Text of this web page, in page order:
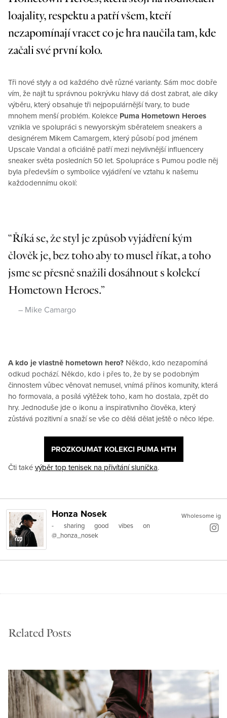
loajality, respektu a patří všem, kteří
nezapomínají vracet co je hra naučila tam, kde
začali své první kolo.
Tři nové styly a od každého dvě různé varianty. Sám moc dobře
vím, že najít tu správnou pokrývku hlavy dá dost zabrat, ale díky
výběru, který obsahuje tři nejpopulárnější tvary, to bude
mnohem menší problém. Kolekce Puma Hometown Heroes
vznikla ve spolupráci s newyorským sběratelem sneakers a
designérem Mikem Camargem, který působí pod jménem
Upscale Vandal a oficiálně patří mezi nejvlivnější influencery
sneaker světa posledních 50 let. Spolupráce s Pumou podle něj
byla především o symbolice vyjádření ve vztahu k našemu
každodennímu okolí:
Říká se, že styl je způsob vyjádření kým
člověk je, bez toho aby to musel říkat, a toho
jsme se přesně snažili dosáhnout s kolekcí
Hometown Heroes.
Mike Camargo
A kdo je vlastně hometown hero? Někdo, kdo nezapomíná
odkud pochází. Někdo, kdo i přes to, že by se podobným
činnostem vůbec věnovat nemusel, vnímá přínos komunity, která
ho formovala, a posílá výtěžek toho, kam ho dostala, zpět do
hry. Jednoduše jde o ikonu a inspirativního člověka, který
zůstává pozitivní a snaží se vše co dělá dělat ještě o něco lépe.
PROZKOUMAT KOLEKCI PUMA HTH
Čti také výběr top tenisek na přivítání sluníčka.
Wholesome ig
Honza Nosek
- sharing good vibes on
@_honza_nosek
Related Posts